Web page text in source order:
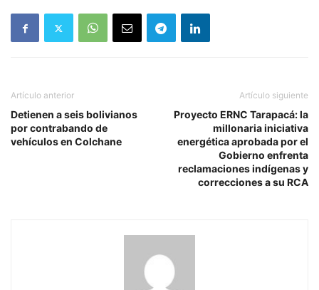
Artículo anterior
Detienen a seis bolivianos
por contrabando de
vehículos en Colchane
Artículo siguiente
Proyecto ERNC Tarapacá: la
millonaria iniciativa
energética aprobada por el
Gobierno enfrenta
reclamaciones indígenas y
correcciones a su RCA